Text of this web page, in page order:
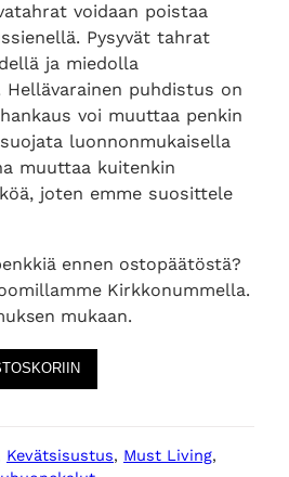
voidaan poistaa
Pysyvät tahrat
ja miedolla
Hellävarainen puhdistus on
voi muuttaa penkin
luonnonmukaisella
muuttaa kuitenkin
joten emme suosittele
ennen ostopäätöstä?
Kirkkonummella.
mukaan.
Kevätsisustus, Must Living